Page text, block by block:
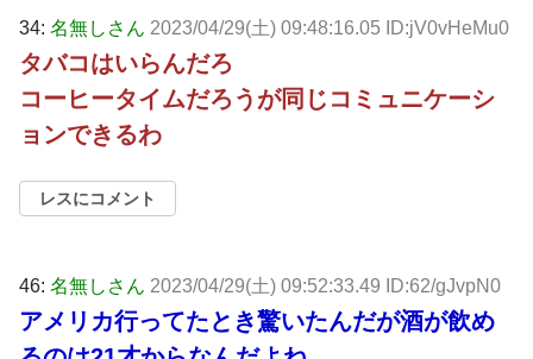
34: 名無しさん 2023/04/29(土) 09:48:16.05 ID:jV0vHeMu0
タバコはいらんだろ
コーヒータイムだろうが同じコミュニケーシ
ョンできるわ
レスにコメント
46: 名無しさん 2023/04/29(土) 09:52:33.49 ID:62/gJvpN0
アメリカ行ってたとき驚いたんだが酒が飲め